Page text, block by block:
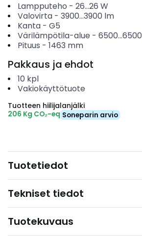
Lampputeho - 26...26 W
Valovirta- 3900...3900 lm
Kanta- G5
Värilämpötila-alue - 6500...6500
Pituus - 1463 mm
Pakkaus ja ehdot
10 kpl
Vakiokäyttötuote
Tuotteen hiilijalanjälki
206 Kg CO₂-eq Soneparin arvio
Tuotetiedot
Tekniset tiedot
Tuotekuvaus